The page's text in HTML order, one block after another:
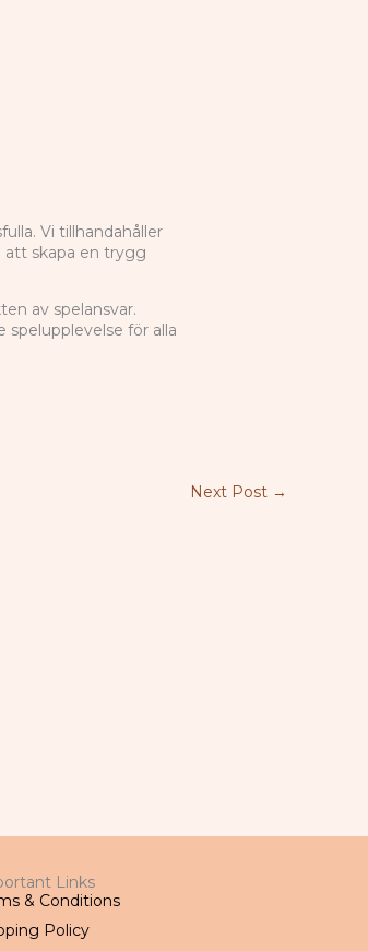
Vi tillhandahåller
att skapa en trygg
av spelansvar.
för alla
Next Post →
Links
& Conditions
Policy